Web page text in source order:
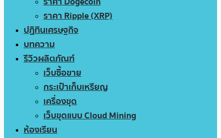
ราคา Ripple (XRP)
ปฏิทินเศรษฐกิจ
บทความ
รีวิวผลิตภัณฑ์
เว็บซื้อขาย
กระเป๋าเก็บเหรียญ
เครื่องขุด
เว็บขุดแบบ Cloud Mining
ห้องเรียน